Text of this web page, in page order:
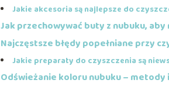
Jakie akcesoria są najlepsze do
Jak przechowywać buty z nubuku, aby
Najczęstsze błędy popełniane przy
Jakie preparaty do czyszczenia są
Odświeżanie koloru nubuku –